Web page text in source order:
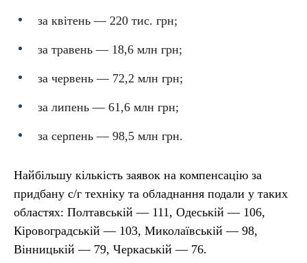
за квітень — 220 тис. грн;
за травень — 18,6 млн грн;
за червень — 72,2 млн грн;
за липень — 61,6 млн грн;
за серпень — 98,5 млн грн.
Найбільшу кількість заявок на компенсацію за
придбану с/г техніку та обладнання подали у таких
областях: Полтавській — 111, Одеській — 106,
Кіровоградській — 103, Миколаївській — 98,
Вінницькій — 79, Черкаській — 76.